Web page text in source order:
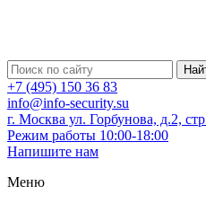
+7 (495) 150 36 83
info@info-security.su
г. Москва ул. Горбунова, д.2,
Режим работы 10:00-18:00
Напишите нам
Меню